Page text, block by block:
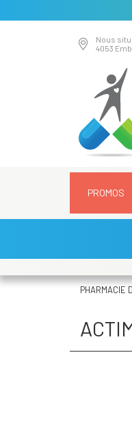
Nous
4053
PROMOS
PHARMACIE